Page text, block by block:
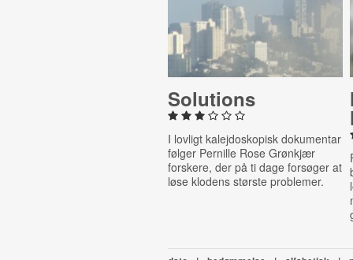
Solutions
I lovligt kalejdoskopisk dokumentar
følger Pernille Rose Grønkjær
forskere, der på ti dage forsøger at
løse klodens største problemer.